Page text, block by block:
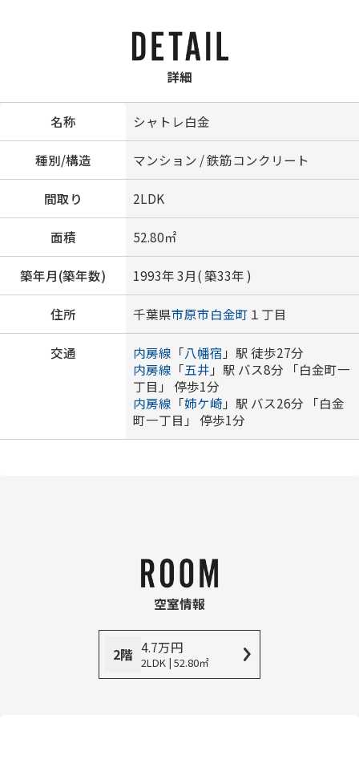
詳細
名称 シャトレ白金
種別/構造 マンション / 鉄筋コンクリート
間取り 2LDK
面積 52.80㎡
築年月(築年数) 1993年 3月( 築33年 )
住所 千葉県市原市白金町 １丁目
交通 内房線 「八幡宿 」駅 徒歩27分
内房線 「五井 」駅 バス8分 「白金町一
丁目」 停歩1分
内房線 「姉ケ崎 」駅 バス26分 「白金
町一丁目」 停歩1分
空室情報
2階 4.7万円
2LDK | 52.80㎡